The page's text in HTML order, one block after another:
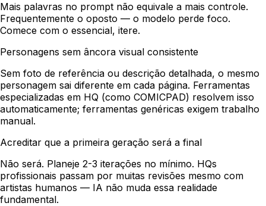
Mais palavras no prompt não equivale a mais controle.
Frequentemente o oposto — o modelo perde foco.
Comece com o essencial, itere.
Personagens sem âncora visual consistente
Sem foto de referência ou descrição detalhada, o mesmo
personagem sai diferente em cada página. Ferramentas
especializadas em HQ (como COMICPAD) resolvem isso
automaticamente; ferramentas genéricas exigem trabalho
manual.
Acreditar que a primeira geração será a final
Não será. Planeje 2-3 iterações no mínimo. HQs
profissionais passam por muitas revisões mesmo com
artistas humanos — IA não muda essa realidade
fundamental.